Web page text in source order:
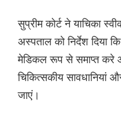
सुप्रीम कोर्ट ने याचिका
अस्पताल को निर्देश दिया
मेडिकल रूप से समाप्त करे
चिकित्सकीय सावधानियां
जाएं।